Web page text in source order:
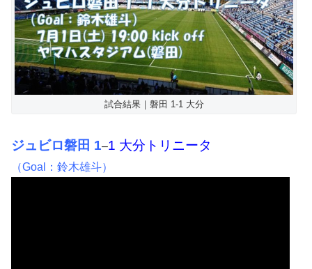
試合結果｜磐田 1-1 大分
ジュビロ磐田 1–1 大分トリニータ
（Goal：鈴木雄斗）